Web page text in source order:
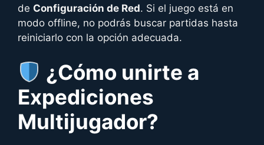
de Configuración de Red. Si el juego está en
modo offline, no podrás buscar partidas hasta
reiniciarlo con la opción adecuada.
¿Cómo unirte a
Expediciones
Multijugador?